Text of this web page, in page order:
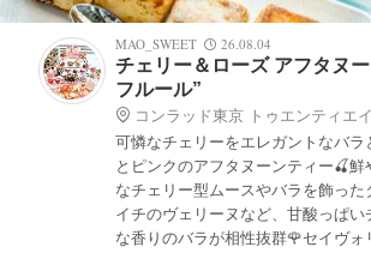
MAO_SWEET
26.08.04
チェリー＆ローズ アフタヌー
フルール”
コンラッド東京 トゥエンティエ
可憐なチェリーをエレガントなバラ
とピンクのアフタヌーンティー🍒鮮
なチェリー型ムースやバラを飾った
イチのヴェリーヌなど、甘酸っぱい
な香りのバラが相性抜群🌹セイヴォ